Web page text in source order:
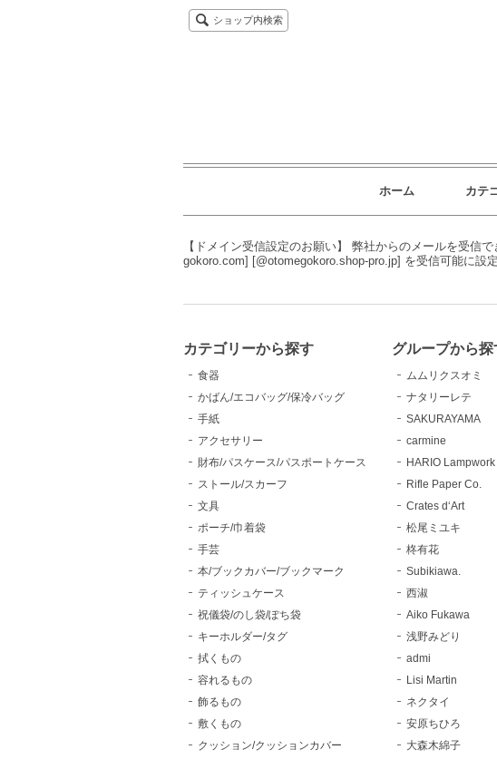
ショップ内検索
ホーム カテ
【ドメイン受信設定のお願い】 弊社からのメールを受信
gokoro.com] [@otomegokoro.shop-pro.jp] を受信可能に設
カテゴリーから探す
食器
かばん/エコバッグ/保冷バッグ
手紙
アクセサリー
財布/パスケース/パスポートケース
ストール/スカーフ
文具
ポーチ/巾着袋
手芸
本/ブックカバー/ブックマーク
ティッシュケース
祝儀袋/のし袋/ぽち袋
キーホルダー/タグ
拭くもの
容れるもの
飾るもの
敷くもの
クッション/クッションカバー
グループから探
ムムリクスオミ
ナタリーレテ
SAKURAYAMA
carmine
HARIO
Rifle Paper Co.
Crates d‘Art
松尾ミユキ
柊有花
Subikiawa.
西淑
Aiko Fukawa
浅野みどり
admi
Lisi Martin
ネクタイ
安原ちひろ
大森木綿子